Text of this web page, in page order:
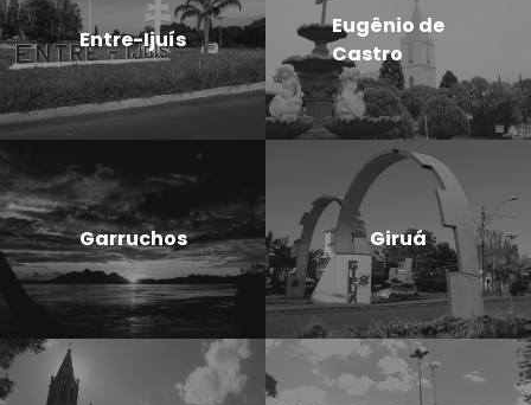
Entre-Ijuís
Eugênio de
Castro
Garruchos Giruá